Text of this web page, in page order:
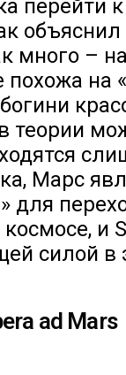
перейти
объяснил
много –
похожа на
теории
Марс
для
и
силой в
ad Mars